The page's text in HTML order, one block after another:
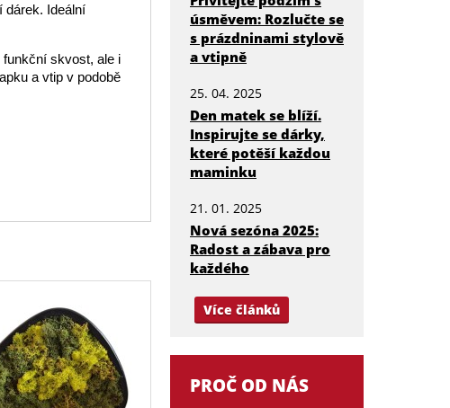
dárek. Ideální
skvost, ale i
a vtip v podobě
úsměvem: Rozlučte se
s prázdninami stylově
a vtipně
25. 04. 2025
Den matek se blíží.
Inspirujte se dárky,
které potěší každou
maminku
21. 01. 2025
Nová sezóna 2025:
Radost a zábava pro
každého
Více článků
PROČ OD NÁS